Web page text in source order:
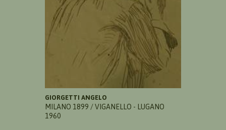
GIORGETTI ANGELO
MILANO 1899 / VIGANELLO - LUGANO
1960